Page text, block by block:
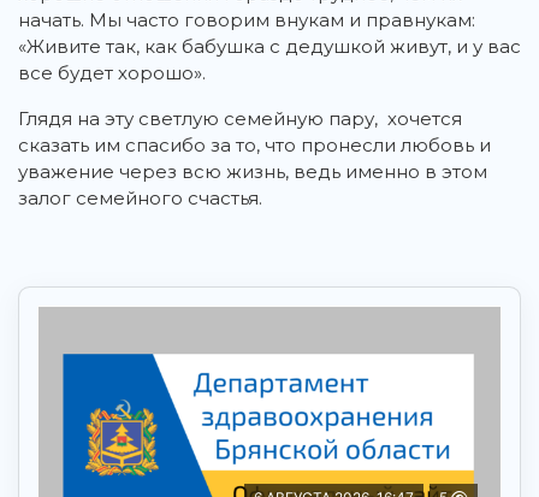
начать. Мы часто говорим внукам и правнукам:
«Живите так, как бабушка с дедушкой живут, и у вас
все будет хорошо».
Глядя на эту светлую семейную пару, хочется
сказать им спасибо за то, что пронесли любовь и
уважение через всю жизнь, ведь именно в этом
залог семейного счастья.